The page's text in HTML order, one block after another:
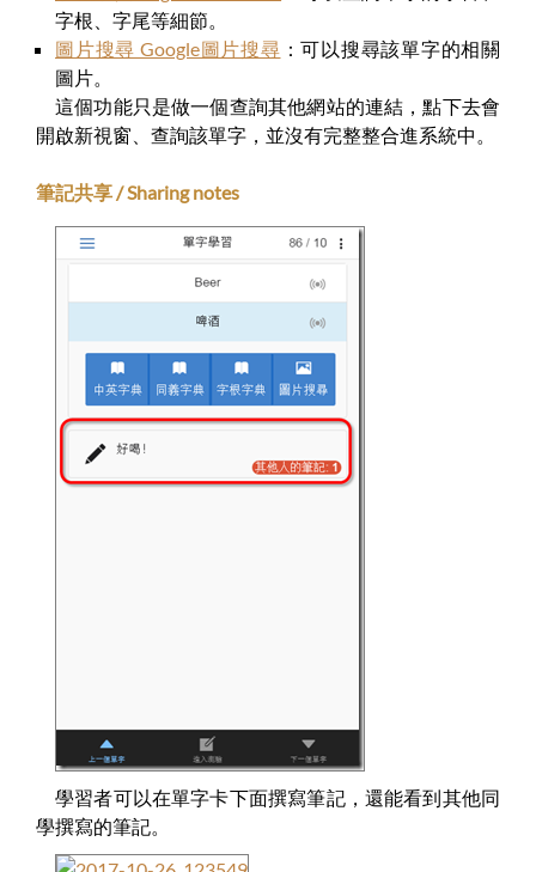
字根、字尾等細節。
圖片搜尋 Google圖片搜尋 ：可以搜尋該單字的相關
圖片。
這個功能只是做一個查詢其他網站的連結，點下去會
開啟新視窗、查詢該單字，並沒有完整整合進系統中。
筆記共享 / Sharing notes
學習者可以在單字卡下面撰寫筆記，還能看到其他同
學撰寫的筆記。